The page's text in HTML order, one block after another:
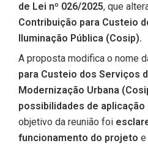
de Lei nº 026/2025, que
Contribuição para Custeio
Iluminação Pública (Cosip).
A proposta modifica o nome
para Custeio dos Serviços
Modernização Urbana
possibilidades de
objetivo da reunião foi
funcionamento do projeto e